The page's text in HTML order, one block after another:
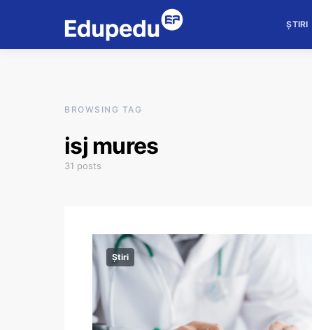
ȘTIRI
BROWSING TAG
isj mures
31 posts
Știri